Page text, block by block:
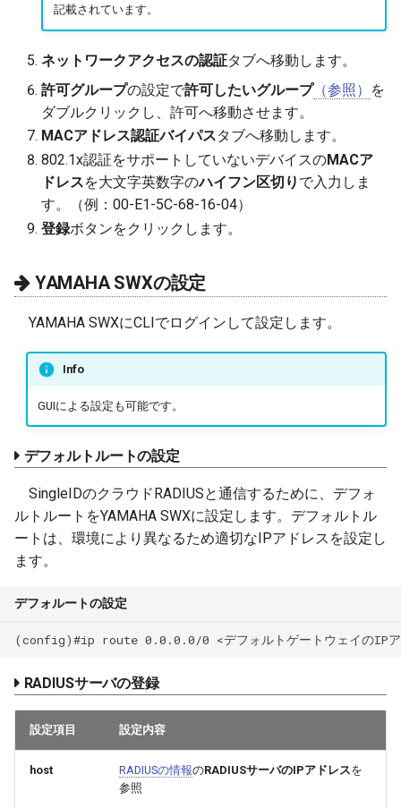
記載されています。
ネットワークアクセスの認証タブへ移動します。
許可グループの設定で許可したいグループ（参照）
を
ダブルクリックし、許可へ移動させます。
MACアドレス認証バイパスタブへ移動します。
802.1x認証をサポートしていないデバイスのMACア
ドレスを大文字英数字のハイフン区切り で入力しま
す。（例：00-E1-5C-68-16-04）
登録ボタンをクリックします。
YAMAHA SWXの設定
YAMAHA SWXにCLIでログインして設定します。
Info
GUIによる設定も可能です。
デフォルトルートの設定
SingleIDのクラウドRADIUSと通信するために、デフォ
ルトルートをYAMAHA SWXに設定します。デフォルトル
ートは、環境により異なるため適切なIPアドレスを設定し
ます。
デフォルートの設定
RADIUSサーバの登録
設定項目 設定内容
host RADIUSの情報のRADIUSサーバのIPアドレスを
参照